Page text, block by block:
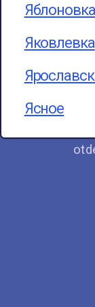
Яблоновка
Яковлевка
Ясное